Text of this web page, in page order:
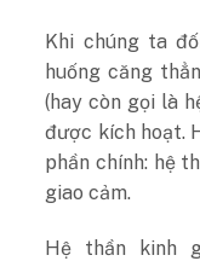
Khi chúng ta
huống căng
(hay còn gọi là
được kích hoạt.
phần chính: hệ
giao cảm.
Hệ thần kinh